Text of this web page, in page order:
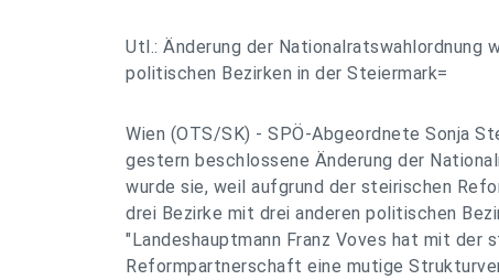
Utl.: Änderung der Nationalratswahlordnung
politischen Bezirken in der Steiermark=
Wien (OTS/SK) - SPÖ-Abgeordnete Sonja
gestern beschlossene Änderung der
wurde sie, weil aufgrund der steirischen
drei Bezirke mit drei anderen politischen
"Landeshauptmann Franz Voves hat mit der
Reformpartnerschaft eine mutige